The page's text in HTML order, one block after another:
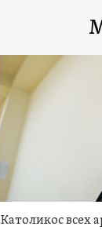
Католикос всех